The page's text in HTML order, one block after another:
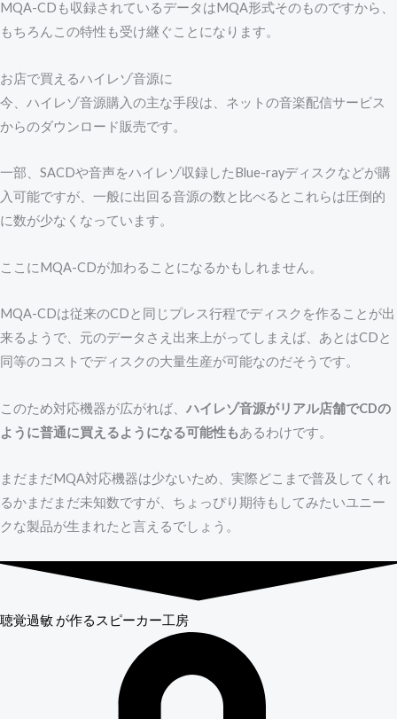
MQA-CDも収録されているデータはMQA形式そのものですから、
もちろんこの特性も受け継ぐことになります。
お店で買えるハイレゾ音源に
今、ハイレゾ音源購入の主な手段は、ネットの音楽配信サービス
からのダウンロード販売です。
一部、SACDや音声をハイレゾ収録したBlue-rayディスクなどが購
入可能ですが、一般に出回る音源の数と比べるとこれらは圧倒的
に数が少なくなっています。
ここにMQA-CDが加わることになるかもしれません。
MQA-CDは従来のCDと同じプレス行程でディスクを作ることが出
来るようで、元のデータさえ出来上がってしまえば、あとはCDと
同等のコストでディスクの大量生産が可能なのだそうです。
このため対応機器が広がれば、 ハイレゾ音源がリアル店舗でCDの
ように普通に買えるようになる可能性もあるわけです。
まだまだMQA対応機器は少ないため、実際どこまで普及してくれ
るかまだまだ未知数ですが、ちょっぴり期待もしてみたいユニー
クな製品が生まれたと言えるでしょう。
聴覚過敏 が作るスピーカー工房